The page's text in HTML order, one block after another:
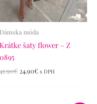
Dámska móda
Krátke šaty flower – Z
0895
€ 24.90€ s DPH